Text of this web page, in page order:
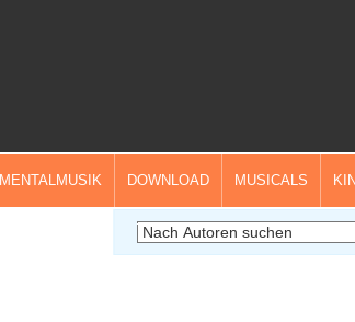
DOWNLOAD MUSICALS